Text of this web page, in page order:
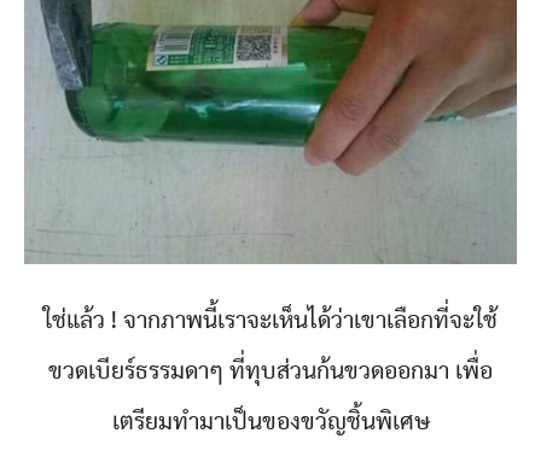
ใช่แล้ว ! จากภาพนี้เราจะเห็นได้ว่าเขาเลือกที่จะใช้
ขวดเบียร์ธรรมดาๆ ที่ทุบส่วนก้นขวดออกมา เพื่อ
เตรียมทำมาเป็นของขวัญชิ้นพิเศษ